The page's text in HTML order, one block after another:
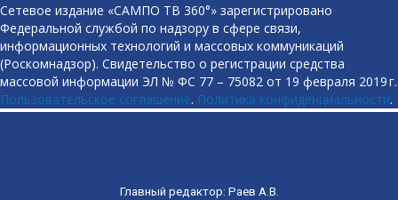
Сетевое издание «САМПО ТВ 360°» зарегистрировано
Федеральной службой по надзору в сфере связи,
информационных технологий и массовых коммуникаций
(Роскомнадзор). Свидетельство о регистрации средства
массовой информации ЭЛ № ФС 77 – 75082 от 19 февраля 2019 г.
Пользовательское соглашение. Политика конфиденциальности.
Главный редактор: Раев А.В.